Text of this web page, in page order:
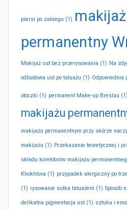
piersi po zabiegu (1) makijaż
permanentny
Makijaż ust bez przerysowania (1) Na
odbudowa ust po tatuażu (1) Odpowiednia
otoczki (1) permanent Make-up Breslau (1)
makijażu
makijażu permanentnym przy skórze
makijażu (1) Przekazanie teoretycznej i
składu korektorów makijażu
Khokhlova (1) przypadek alergiczny po
(1) rysowanie sutka tatuażem (1) Sposób
delikatna pigmentacja ust (1) sztuka i